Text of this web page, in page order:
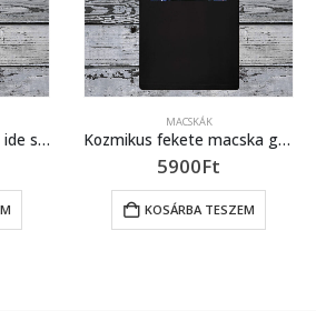
Kozmikus fekete macska galaxis háttérrel – fekete póló
5900
KOSÁRBA TESZEM